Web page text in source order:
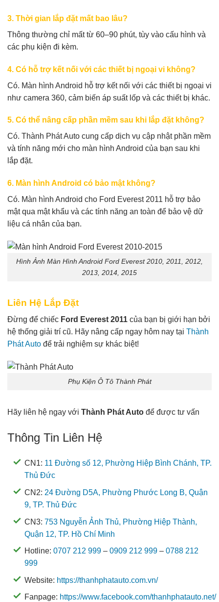
3. Thời gian lắp đặt mất bao lâu?
Thông thường chỉ mất từ 60–90 phút, tùy vào cấu hình và
các phụ kiện đi kèm.
4. Có hỗ trợ kết nối với các thiết bị ngoại vi không?
Có. Màn hình Android hỗ trợ kết nối với các thiết bị ngoại vi
như camera 360, cảm biến áp suất lốp và các thiết bị khác.
5. Có thể nâng cấp phần mềm sau khi lắp đặt không?
Có. Thành Phát Auto cung cấp dịch vụ cập nhật phần mềm
và tính năng mới cho màn hình Android của bạn sau khi
lắp đặt.
6. Màn hình Android có bảo mật không?
Có. Màn hình Android cho Ford Everest 2011 hỗ trợ bảo
mật qua mật khẩu và các tính năng an toàn để bảo vệ dữ
liệu cá nhân của bạn.
Hình Ảnh Màn Hình Android Ford Everest 2010, 2011, 2012,
2013, 2014, 2015
Liên Hệ Lắp Đặt
Đừng để chiếc Ford Everest 2011 của bạn bị giới hạn bởi
hệ thống giải trí cũ. Hãy nâng cấp ngay hôm nay tại Thành
Phát Auto để trải nghiệm sự khác biệt!
Phụ Kiện Ô Tô Thành Phát
Hãy liên hệ ngay với Thành Phát Auto để được tư vấn
Thông Tin Liên Hệ
CN1: 11 Đường số 12, Phường Hiệp Bình Chánh, TP.
Thủ Đức
CN2: 24 Đường D5A, Phường Phước Long B, Quận
9, TP. Thủ Đức
CN3: 753 Nguyễn Ảnh Thủ, Phường Hiệp Thành,
Quận 12, TP. Hồ Chí Minh
Hotline: 0707 212 999 – 0909 212 999 – 0788 212
999
Website: https://thanhphatauto.com.vn/
Fanpage: https://www.facebook.com/thanhphatauto.net/